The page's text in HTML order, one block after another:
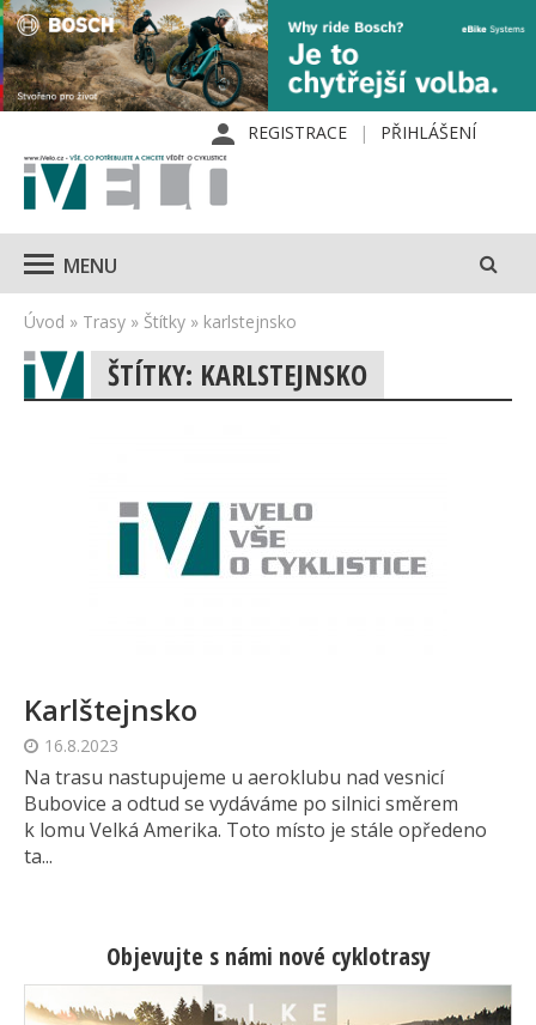
REGISTRACE PŘIHLÁŠENÍ
MENU
Úvod » Trasy » Štítky » karlstejnsko
ŠTÍTKY: KARLSTEJNSKO
Karlštejnsko
16.8.2023
Na trasu nastupujeme u aeroklubu nad vesnicí
Bubovice a odtud se vydáváme po silnici směrem
k lomu Velká Amerika. Toto místo je stále opředeno
ta...
Objevujte s námi nové cyklotrasy